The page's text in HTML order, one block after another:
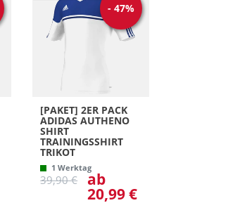
- 47%
[PAKET] 2ER PACK
ADIDAS AUTHENO
SHIRT
TRAININGSSHIRT
TRIKOT
1 Werktag
39,90 € ab
20,99 €